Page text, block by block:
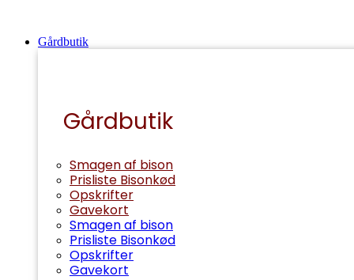
Gårdbutik
Gårdbutik
Smagen af bison
Prisliste Bisonkød
Opskrifter
Gavekort
Smagen af bison
Prisliste Bisonkød
Opskrifter
Gavekort